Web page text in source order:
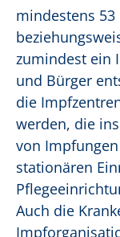
mindestens
zumindest ein
und Bürger
die
werden, die
von
stationären
Auch die